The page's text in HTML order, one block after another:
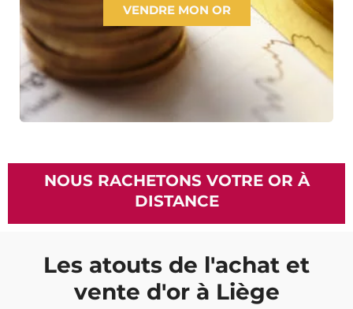
VENDRE MON OR
NOUS RACHETONS VOTRE OR À
DISTANCE
Les atouts de l'achat et
vente d'or à Liège